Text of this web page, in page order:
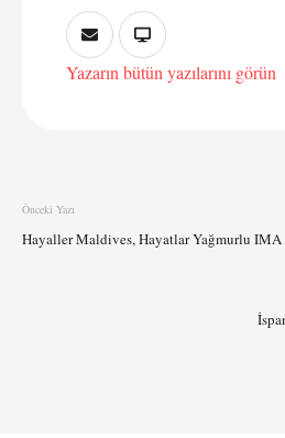
Yazarın bütün yazılarını görün
Önceki Yazı
Hayaller Maldives, Hayatlar Yağmurlu IMA